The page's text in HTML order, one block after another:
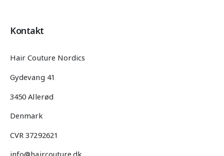
Kontakt
Hair Couture Nordics
Gydevang 41
3450 Allerød
Denmark
CVR 37292621